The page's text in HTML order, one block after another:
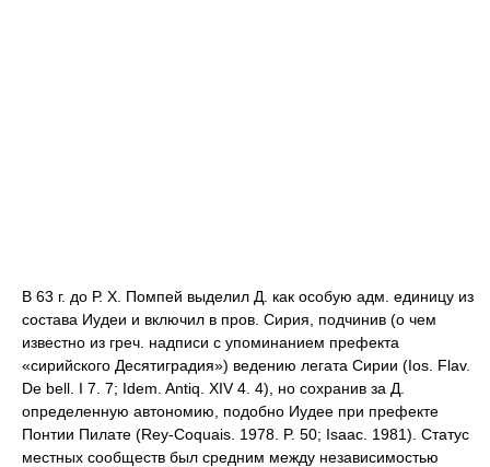
В 63 г. до Р. Х. Помпей выделил Д. как особую адм. единицу из
состава Иудеи и включил в пров. Сирия, подчинив (о чем
известно из греч. надписи с упоминанием префекта
«сирийского Десятиградия») ведению легата Сирии (Ios. Flav.
De bell. I 7. 7; Idem. Antiq. XIV 4. 4), но сохранив за Д.
определенную автономию, подобно Иудее при префекте
Понтии Пилате (Rey-Coquais. 1978. P. 50; Isaac. 1981). Статус
местных сообществ был средним между независимостью